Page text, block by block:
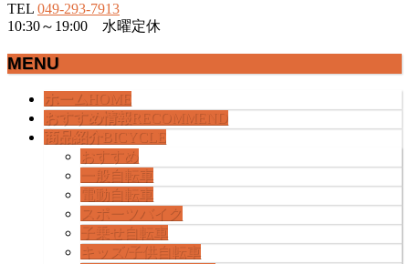
TEL 049-293-7913
10:30～19:00 水曜定休
MENU
ホーム HOME
おすすめ情報RECOMMEND
商品紹介BICYCLE
おすすめ
一般自転車
電動自転車
スポーツバイク
子乗せ自転車
キッズ/子供自転車